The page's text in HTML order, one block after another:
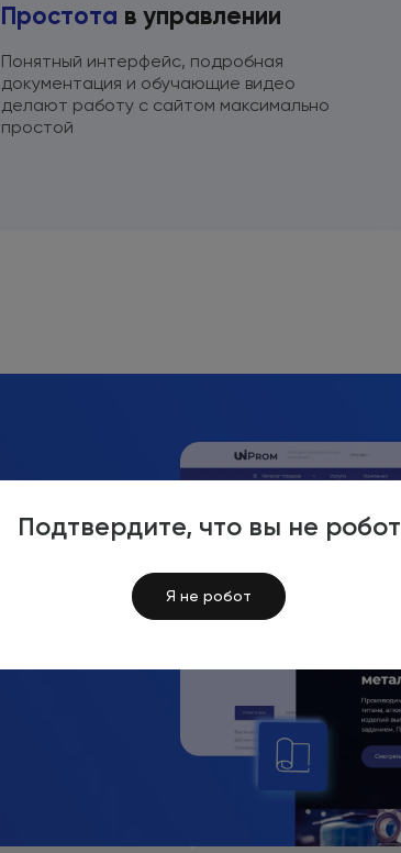
Подтвердите, что вы не робот
Я не робот
Простота в управлении
Понятный интерфейс, подробная
документация и обучающие видео
делают работу с сайтом максимально
простой